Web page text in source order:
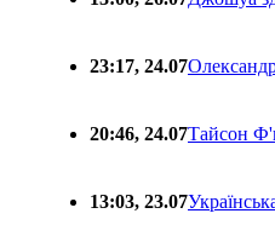
23:17, 24.07
20:46, 24.07Тайсон
13:03, 23.07